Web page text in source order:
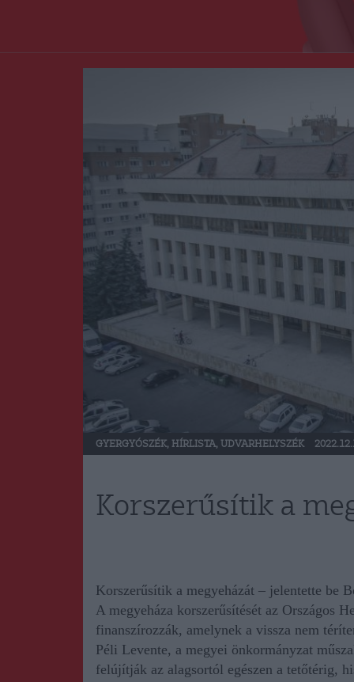
GYERGYÓSZÉK, HÍRLISTA, UDVARHELYSZÉK
Korszerűsítik a
Korszerűsítik a megyeházát – jelentette be
A megyeháza korszerűsítését az Országos
finanszírozzák, amelynek a vissza nem
Péli Levente, a megyei önkormányzat
felújítják az alagsortól egészen a tetőtérig,